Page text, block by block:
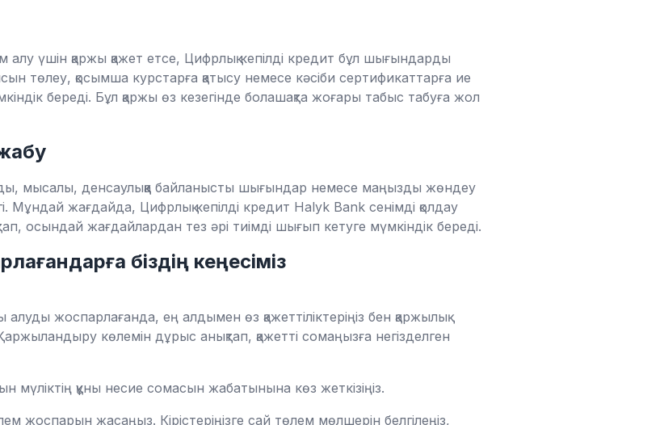
алу үшін қаржы қажет етсе, Цифрлық кепілді кредит бұл шығындарды
төлеу, қосымша курстарға қатысу немесе кәсіби сертификаттарға ие
береді. Бұл қаржы өз кезегінде болашақта жоғары табыс табуға жол
мысалы, денсаулыққа байланысты шығындар немесе маңызды жөндеу
Мұндай жағдайда, Цифрлық кепілді кредит Halyk Bank сенімді қолдау
осындай жағдайлардан тез әрі тиімді шығып кетуге мүмкіндік береді.
біздің кеңесіміз
жоспарлағанда, ең алдымен өз қажеттіліктеріңіз бен қаржылық
Қаржыландыру көлемін дұрыс анықтап, қажетті сомаңызға негізделген
құны несие сомасын жабатынына көз жеткізіңіз.
жоспарын жасаңыз. Кірістеріңізге сай төлем мөлшерін белгілеңіз,